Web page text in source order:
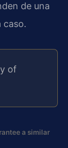
de una
caso.
of
a similar